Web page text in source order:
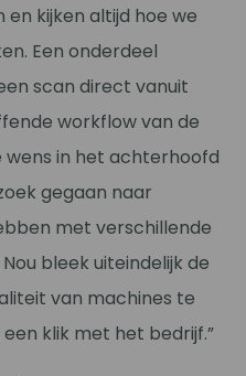
kijken altijd hoe we
Een onderdeel
scan direct vanuit
workflow van de
wens in het achterhoofd
gegaan naar
met verschillende
bleek uiteindelijk de
van machines te
klik met het bedrijf.”